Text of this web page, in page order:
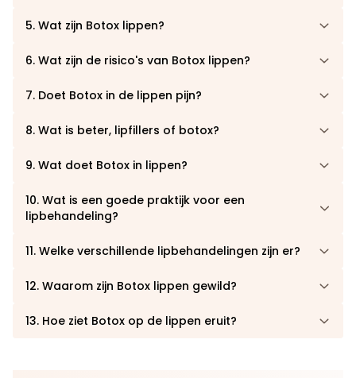
5. Wat zijn Botox lippen?
6. Wat zijn de risico's van Botox lippen?
7. Doet Botox in de lippen pijn?
8. Wat is beter, lipfillers of botox?
9. Wat doet Botox in lippen?
10. Wat is een goede praktijk voor een
lipbehandeling?
11. Welke verschillende lipbehandelingen zijn er?
12. Waarom zijn Botox lippen gewild?
13. Hoe ziet Botox op de lippen eruit?